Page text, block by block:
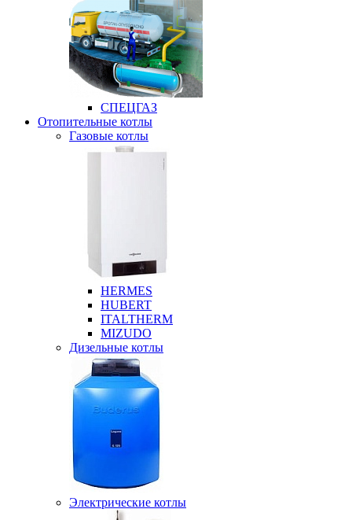
СПЕЦГАЗ
Отопительные котлы
Газовые котлы
HERMES
HUBERT
ITALTHERM
MIZUDO
Дизельные котлы
Электрические котлы